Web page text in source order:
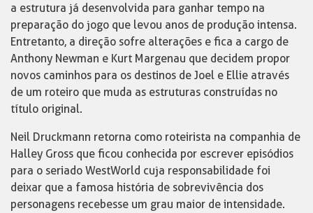
a estrutura já desenvolvida para ganhar tempo na
preparação do jogo que levou anos de produção intensa.
Entretanto, a direção sofre alterações e fica a cargo de
Anthony Newman e Kurt Margenau que decidem propor
novos caminhos para os destinos de Joel e Ellie através
de um roteiro que muda as estruturas construídas no
título original.
Neil Druckmann retorna como roteirista na companhia de
Halley Gross que ficou conhecida por escrever episódios
para o seriado WestWorld cuja responsabilidade foi
deixar que a famosa história de sobrevivência dos
personagens recebesse um grau maior de intensidade.